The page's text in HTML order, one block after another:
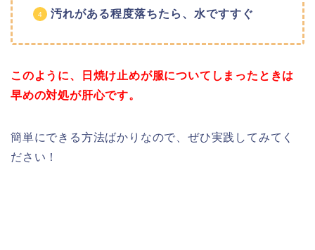
汚れがある程度落ちたら、水ですすぐ
このように、日焼け止めが服についてしまったときは
早めの対処が肝心です。
簡単にできる方法ばかりなので、ぜひ実践してみてく
ださい！